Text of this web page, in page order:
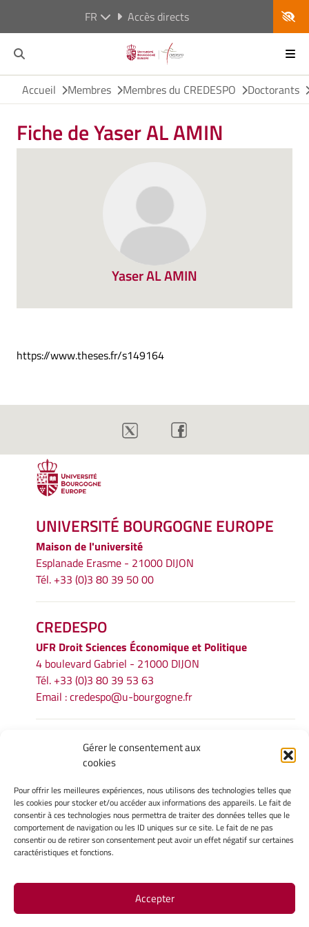
Gérer le consentement aux
cookies
Pour offrir les meilleures expériences, nous utilisons des technologies telles que
les cookies pour stocker et/ou accéder aux informations des appareils. Le fait de
consentir à ces technologies nous permettra de traiter des données telles que le
comportement de navigation ou les ID uniques sur ce site. Le fait de ne pas
consentir ou de retirer son consentement peut avoir un effet négatif sur certaines
caractéristiques et fonctions.
Accepter
FR Accès directs
Accueil Membres Membres du CREDESPO Doctorants
Fiche de Yaser AL AMIN
Yaser AL AMIN
https://www.theses.fr/s149164
UNIVERSITÉ BOURGOGNE EUROPE
Maison de l'université
Esplanade Erasme - 21000 DIJON
Tél. +33 (0)3 80 39 50 00
CREDESPO
UFR Droit Sciences Économique et Politique
4 boulevard Gabriel - 21000 DIJON
Tél. +33 (0)3 80 39 53 63
Email :credespo@u-bourgogne.fr
INFORMATIONS LÉGALES
Mentions légales
Politique de cookies
Déclaration de confidentialité
Avertissement
INTRANET
Site Officiel - CREDESPO @ 2026